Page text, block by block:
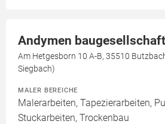
Andymen
Am Hetgesborn 10 A-B, 35510
Siegbach)
MALER BEREICHE
Malerarbeiten, Tapezierarbeiten,
Stuckarbeiten, Trockenbau